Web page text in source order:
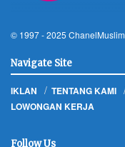
© 1997 - 2025 ChanelMuslim
Navigate Site
IKLAN TENTANG KAMI
LOWONGAN KERJA
Follow Us